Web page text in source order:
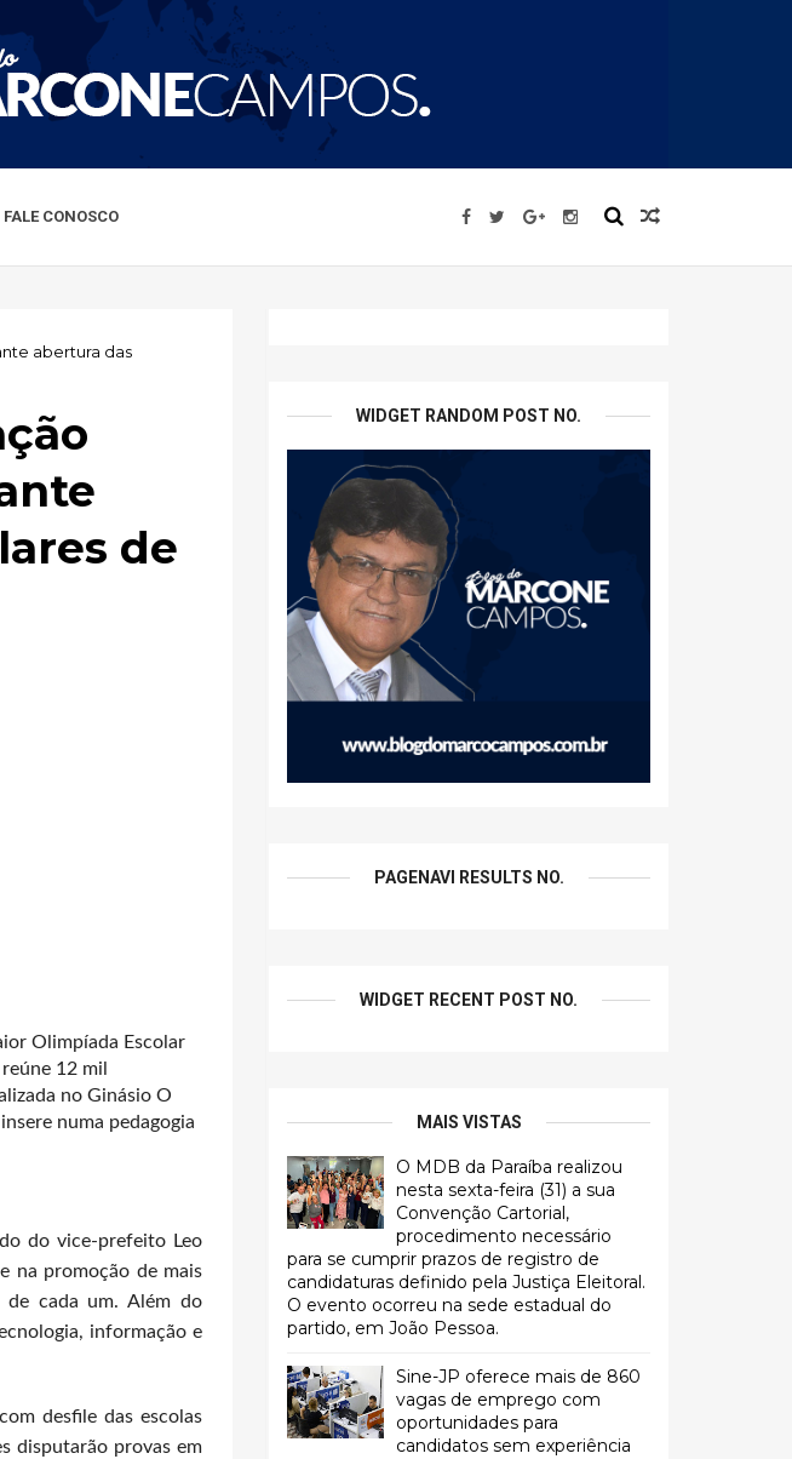
FALE CONOSCO
abertura das
de
Olimpíada Escolar
12 mil
no Ginásio O
numa pedagogia
do vice-prefeito Leo
na promoção de mais
de cada um. Além do
informação e
desfile das escolas
disputarão provas em
WIDGET RANDOM POST NO.
PAGENAVI RESULTS NO.
WIDGET RECENT POST NO.
MAIS VISTAS
O MDB da Paraíba realizou
nesta sexta-feira (31) a sua
Convenção Cartorial,
procedimento necessário
para se cumprir prazos de registro de
candidaturas definido pela Justiça Eleitoral.
O evento ocorreu na sede estadual do
partido, em João Pessoa.
Sine-JP oferece mais de 860
vagas de emprego com
oportunidades para
candidatos sem experiência